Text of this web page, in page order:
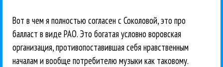
Вот в чем я полностью согласен с Соколовой, это про
балласт в виде РАО. Это богатая условно воровская
организация, противопоставившая себя нравственным
началам и вообще потребителю музыки как таковому.